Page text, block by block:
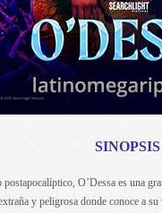
SINOPSIS
O’Dessa es una
y peligrosa donde conoce a